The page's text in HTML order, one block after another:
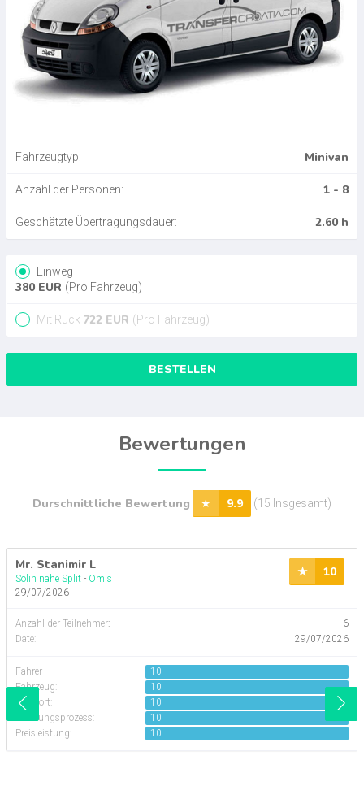
Fahrzeugtyp: Minivan
Anzahl der Personen: 1 - 8
Geschätzte Übertragungsdauer: 2.60 h
Einweg
380 EUR (Pro Fahrzeug)
Mit Rück 722 EUR (Pro Fahrzeug)
BESTELLEN
Bewertungen
Durschnittliche Bewertung 9.9 (15 Insgesamt)
Mr. Stanimir L
Solin nahe Split - Omis
29/07/2026
Anzahl der Teilnehmer:
6
Date:
29/07/2026
Fahrer
10
Fahrzeug:
10
Komfort:
10
Buchungsprozess:
10
Preisleistung:
10
10